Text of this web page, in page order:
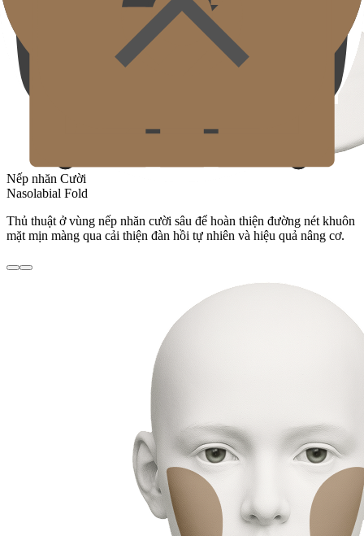
Nếp nhăn Cười
Nasolabial Fold
Thủ thuật ở vùng nếp nhăn cười sâu để hoàn thiện đường nét khuôn
mặt mịn màng qua cải thiện đàn hồi tự nhiên và hiệu quả nâng cơ.